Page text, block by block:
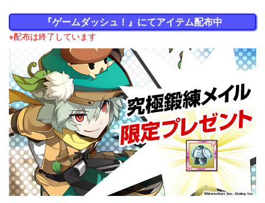
『ゲームダッシュ！』にてアイテム配布中
※配布は終了しています